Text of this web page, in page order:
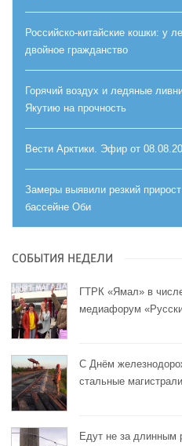
Российско-китайские кошки: у
двойное гражданство
Горячий воздух и ледяные
Якутию на прочность
Вести Арктики. Эфир от
Замеры выявили резкий
бассейне Оби
СОБЫТИЯ НЕДЕЛИ
ГТРК «Ямал» в
медиафорум
С Днём
стальные
Едут не за длинным